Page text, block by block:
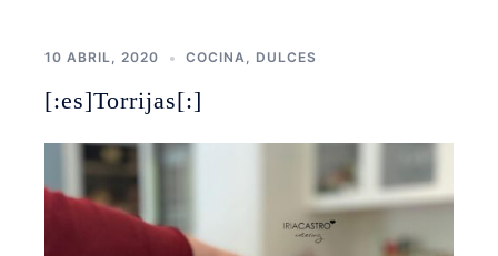
10 ABRIL, 2020 COCINA, DULCES
[:es]Torrijas[:]